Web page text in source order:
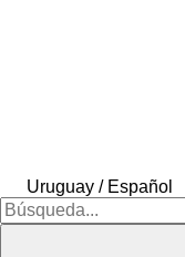
Uruguay / Español